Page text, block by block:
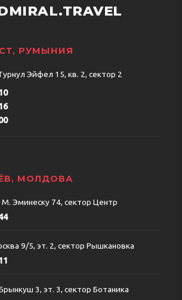
РУМЫНИЯ
Эйфел 15, кв. 2, сектор 2
МОЛДОВА
М. Эминеску 74, сектор Центр
9/5, эт. 2, сектор Рышкановка
3, эт. 3, сектор Ботаника